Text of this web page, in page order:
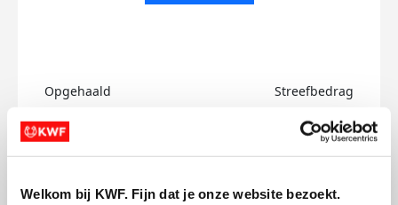
Welkom bij KWF. Fijn dat je onze website bezoekt.
Opgehaald Streefbedrag